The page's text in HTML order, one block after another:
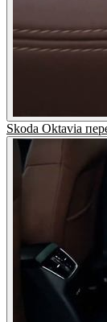
Skoda Oktavia